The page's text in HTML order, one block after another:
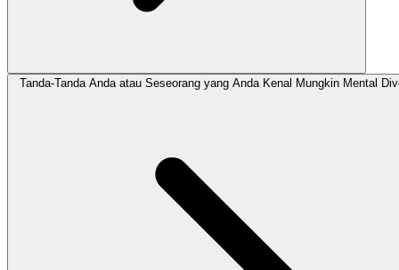
Tanda-Tanda Anda atau Seseorang yang Anda Kenal Mungkin Mental